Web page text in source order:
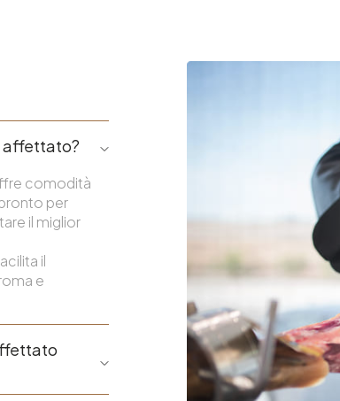
affettato?
comodità
per
il miglior
il
e